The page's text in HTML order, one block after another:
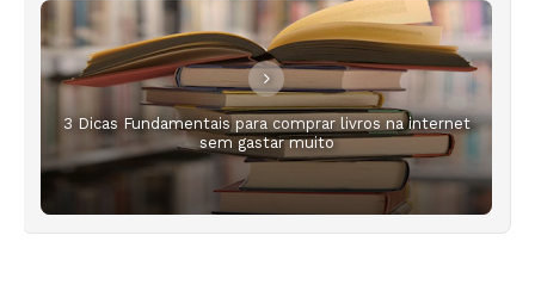
3 Dicas Fundamentais para comprar livros na internet
sem gastar muito